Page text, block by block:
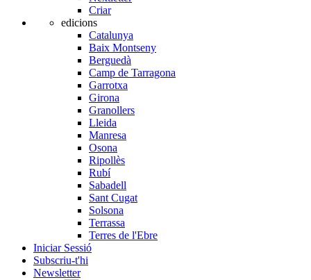
Criar
edicions
Catalunya
Baix Montseny
Berguedà
Camp de Tarragona
Garrotxa
Girona
Granollers
Lleida
Manresa
Osona
Ripollès
Rubí
Sabadell
Sant Cugat
Solsona
Terrassa
Terres de l'Ebre
Iniciar Sessió
Subscriu-t'hi
Newsletter